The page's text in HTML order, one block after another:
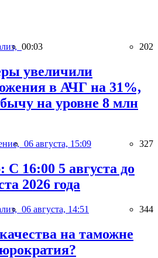
00:03 202
увеличили
в АЧГ на 31%,
на уровне 8 млн
06 августа, 15:09 327
С 16:00 5 августа до
2026 года
06 августа, 14:51 344
на таможне